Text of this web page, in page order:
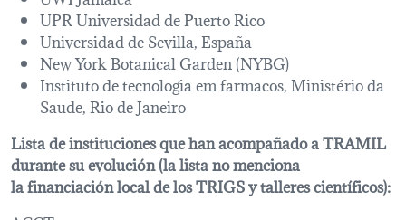
UPR Universidad de Puerto Rico
Universidad de Sevilla, España
New York Botanical Garden (NYBG)
Instituto de tecnologia em farmacos, Ministério da
Saude, Rio de Janeiro
Lista de instituciones que han acompañado a TRAMIL
durante su evolución (la lista no menciona
la financiación local de los TRIGS y talleres científicos):